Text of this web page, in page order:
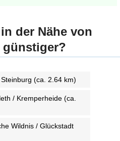
der Nähe von
günstiger?
(ca. 2.64 km)
/ Kremperheide (ca.
Wildnis / Glückstadt